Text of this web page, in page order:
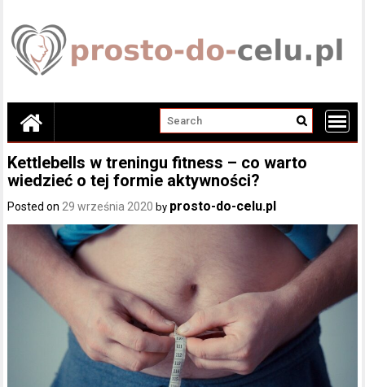
content
Kettlebells w treningu fitness – co warto
wiedzieć o tej formie aktywności?
Posted on29 września 2020 by prosto-do-celu.pl